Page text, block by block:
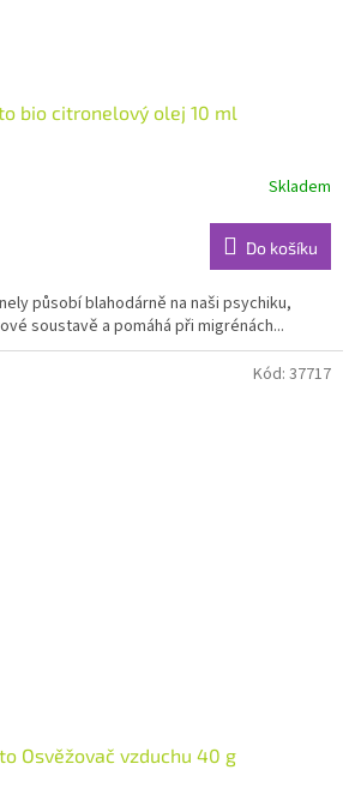
bio citronelový olej 10 ml
Skladem
Do košíku
působí blahodárně na naši psychiku,
soustavě a pomáhá při migrénách...
Osvěžovač vzduchu 40 g
Kód: 37717